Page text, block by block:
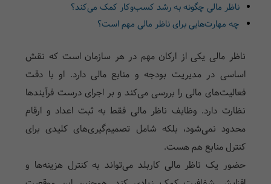
ناظر مالی چگونه به رشد کسب‌وکار کمک می‌کند؟
چه مهارت‌هایی برای ناظر مالی مهم است؟
ناظر مالی یکی از ارکان مهم در هر سازمان است که نقش
اساسی در مدیریت بودجه و منابع مالی دارد. او با دقت
فعالیت‌های مالی را بررسی می‌کند و بر اجرای درست فرآیندها
نظارت دارد. وظایف ناظر مالی فقط به ثبت اعداد و ارقام
محدود نمی‌شود، بلکه شامل تصمیم‌گیری‌های کلیدی برای
کنترل منابع هم هست.
حضور یک ناظر مالی کاربلد می‌تواند به کنترل هزینه‌ها و